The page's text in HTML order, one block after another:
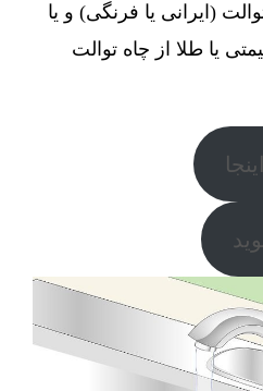
(ایرانی یا فرنگی) و یا
یا طلا از چاه توالت